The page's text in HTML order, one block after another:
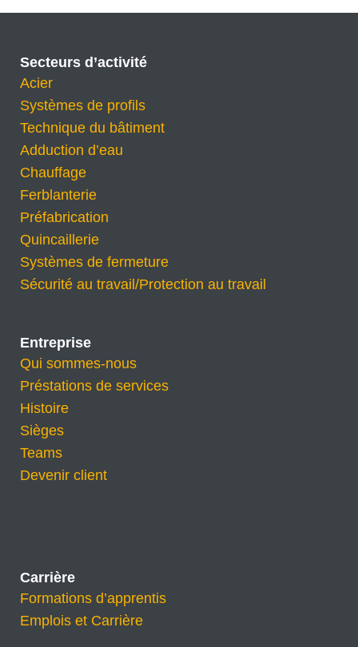
Secteurs d’activité
Acier
Systèmes de profils
Technique du bâtiment
Adduction d’eau
Chauffage
Ferblanterie
Préfabrication
Quincaillerie
Systèmes de fermeture
Sécurité au travail/Protection au travail
Entreprise
Qui sommes-nous
Préstations de services
Histoire
Sièges
Teams
Devenir client
Carrière
Formations d’apprentis
Emplois et Carrière